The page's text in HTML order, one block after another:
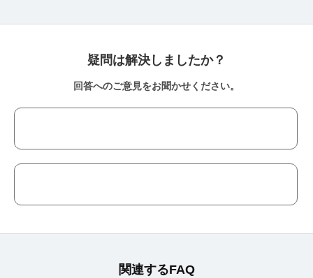
疑問は解決しましたか？
回答へのご意見をお聞かせください。
関連するFAQ